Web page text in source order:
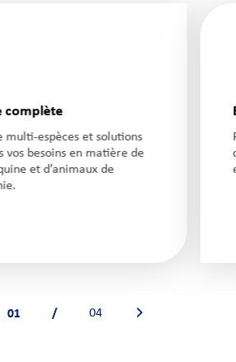
bannière précédente
01 / 04
complète
multi-espèces et solutions
vos besoins en matière de
et d’animaux de